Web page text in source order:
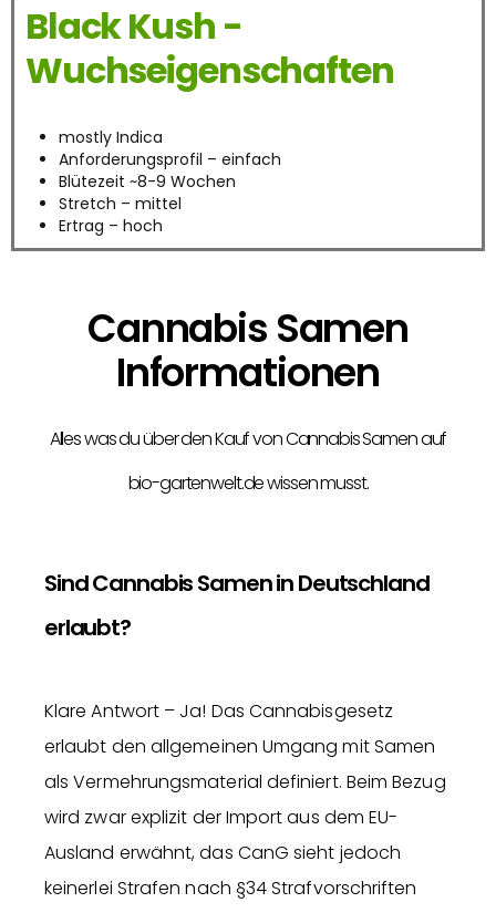
Black Kush -
Wuchseigenschaften
mostly Indica
Anforderungsprofil – einfach
Blütezeit ~8-9 Wochen
Stretch – mittel
Ertrag – hoch
Cannabis Samen
Informationen
Alles was du über den Kauf von Cannabis Samen auf
bio-gartenwelt.de wissen musst.
Sind Cannabis Samen in Deutschland
erlaubt?
Klare Antwort – Ja! Das Cannabisgesetz
erlaubt den allgemeinen Umgang mit Samen
als Vermehrungsmaterial definiert. Beim Bezug
wird zwar explizit der Import aus dem EU-
Ausland erwähnt, das CanG sieht jedoch
keinerlei Strafen nach §34 Strafvorschriften